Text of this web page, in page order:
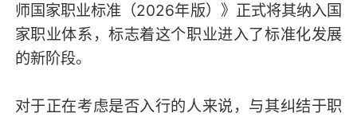
师国家职业标准（2026年版）》正式将其纳入国
家职业体系，标志着这个职业进入了标准化发展
的新阶段。
对于正在考虑是否入行的人来说，与其纠结于职